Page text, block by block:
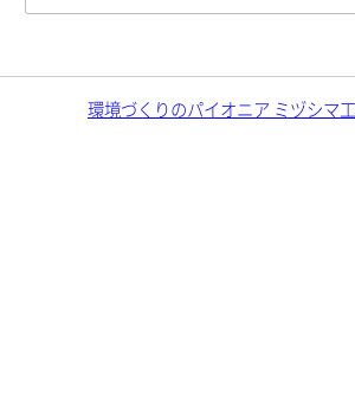
環境づくりのパイオニア ミヅシマ